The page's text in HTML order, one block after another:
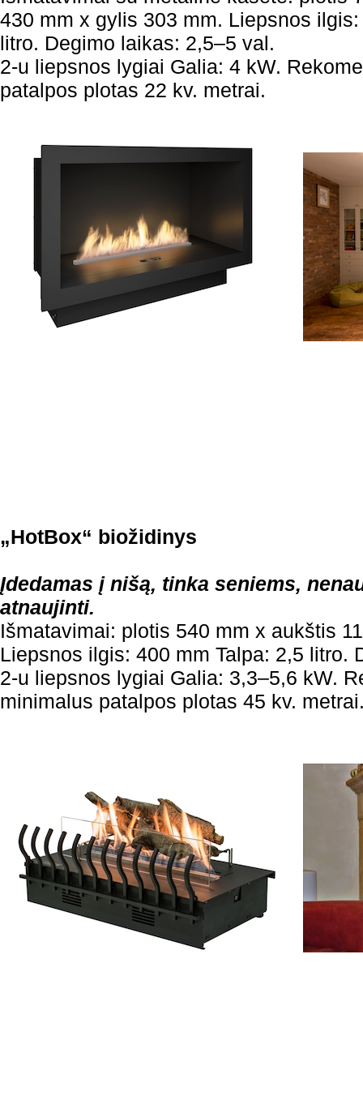
430 mm x gylis 303 mm. Liepsnos
litro. Degimo laikas: 2,5–5 val.
2-u liepsnos lygiai Galia: 4 kW.
patalpos plotas 22 kv. metrai.
„HotBox“ biožidinys
Įdedamas į nišą, tinka seniems,
atnaujinti.
Išmatavimai: plotis 540 mm x aukštis
Liepsnos ilgis: 400 mm Talpa: 2,5 litro.
2-u liepsnos lygiai Galia: 3,3–5,6 kW.
minimalus patalpos plotas 45 kv.